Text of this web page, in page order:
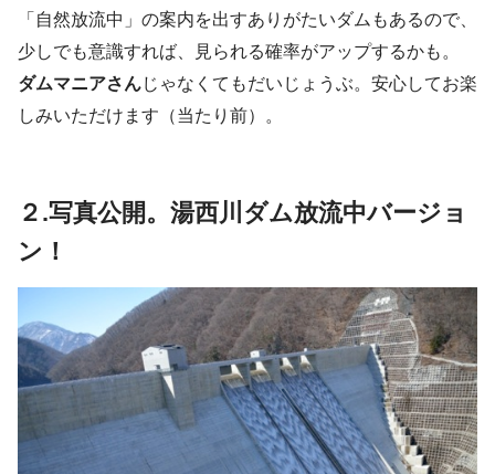
「自然放流中」の案内を出すありがたいダムもあるので、
少しでも意識すれば、見られる確率がアップするかも。
ダムマニアさんじゃなくてもだいじょうぶ。安心してお楽
しみいただけます（当たり前）。
２.写真公開。湯西川ダム放流中バージョ
ン！